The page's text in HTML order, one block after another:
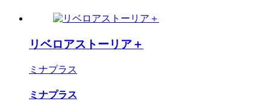
リベロアストーリア＋
ミナプラス
ミナプラス